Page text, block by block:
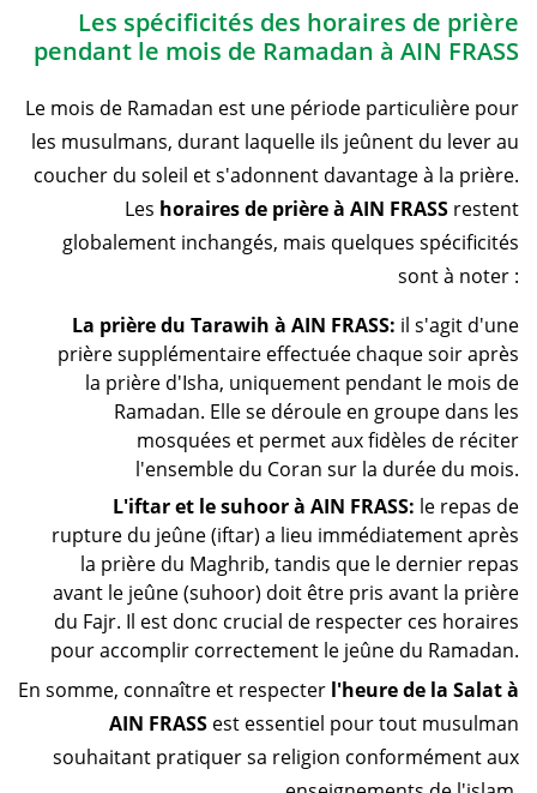
Les spécificités des horaires de prière
pendant le mois de Ramadan à AIN FRASS
Le mois de Ramadan est une période particulière pour
les musulmans, durant laquelle ils jeûnent du lever au
coucher du soleil et s'adonnent davantage à la prière.
Les horaires de prière à AIN FRASS restent
globalement inchangés, mais quelques spécificités
sont à noter :
La prière du Tarawih à AIN FRASS: il s'agit d'une
prière supplémentaire effectuée chaque soir après
la prière d'Isha, uniquement pendant le mois de
Ramadan. Elle se déroule en groupe dans les
mosquées et permet aux fidèles de réciter
l'ensemble du Coran sur la durée du mois.
L'iftar et le suhoor à AIN FRASS: le repas de
rupture du jeûne (iftar) a lieu immédiatement après
la prière du Maghrib, tandis que le dernier repas
avant le jeûne (suhoor) doit être pris avant la prière
du Fajr. Il est donc crucial de respecter ces horaires
pour accomplir correctement le jeûne du Ramadan.
En somme, connaître et respecter l'heure de la Salat à
AIN FRASS est essentiel pour tout musulman
souhaitant pratiquer sa religion conformément aux